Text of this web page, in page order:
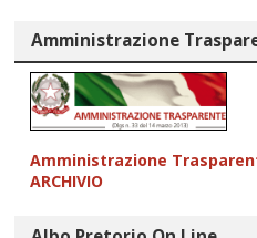
Amministrazione
Amministrazione
ARCHIVIO